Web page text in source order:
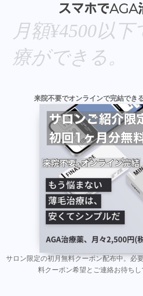
スマホでAGA
月額¥4500以下
療ができる。
来院不要でオンラインで完結でき
サロン限定の初月無料クーポン配布中。必
料クーポン希望とご連絡お待ちし